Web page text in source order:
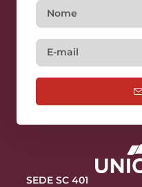
SEDE SC 401